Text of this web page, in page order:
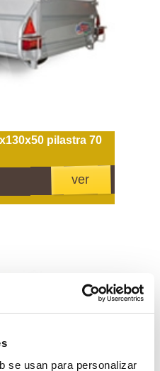
se usan para personalizar
pilastra 70
ver